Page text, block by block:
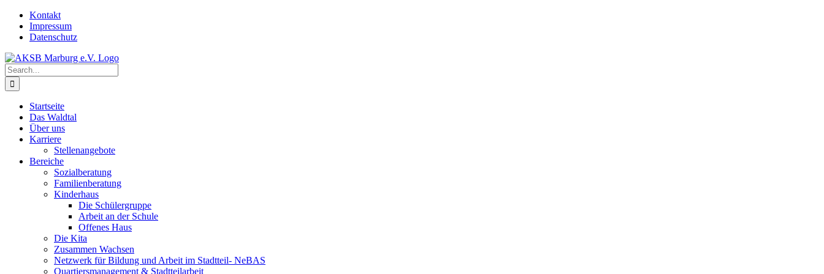
Skip
content
Kontakt
Impressum
Datenschutz
Search
for:
Startseite
Das Waldtal
Über uns
Karriere
Stellenangebote
Bereiche
Sozialberatung
Familienberatung
Kinderhaus
Die Schülergruppe
Arbeit an der Schule
Offenes Haus
Die Kita
Zusammen Wachsen
Netzwerk für Bildung und Arbeit im Stadtteil- NeBAS
Quartiersmanagement & Stadtteilarbeit